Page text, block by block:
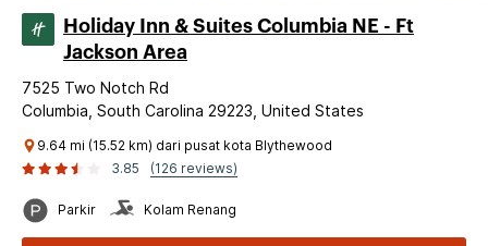
Holiday Inn & Suites Columbia NE - Ft
Jackson Area
7525 Two Notch Rd
Columbia, South Carolina 29223, United States
9.64 mi (15.52 km) dari pusat kota Blythewood
3.85
(126 reviews)
Parkir Kolam Renang